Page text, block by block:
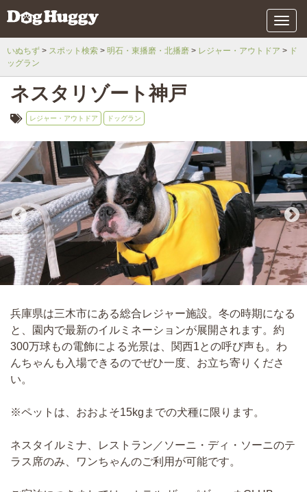
メ
ニ
ュ
いぬちず スポット検索 明石・東播磨・北播磨 レジャー・アウトドア
ド
ッグラン
ネスタリゾート神戸
レジャー・アウトドア ドッグラン
兵庫県は三木市にある総合レジャー施設。冬の時期になる
と、園内で最新のイルミネーションが展開されます。約
300万球もの電飾による光景は、関西1との呼び声も。わ
んちゃんも入場できるのでぜひ一度、お立ち寄りくださ
い。
※ペットは、おおよそ15kgまでの犬種に限ります。
ネスタイルミナ、レストラン／ソーニ・ディ・ソーニのテ
ラス席のみ、ワンちゃんのご利用が可能です。